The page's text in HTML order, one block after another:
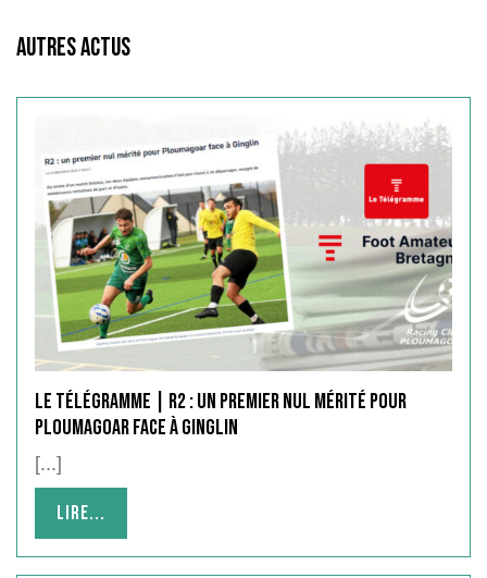
Autres Actus
Le Télégramme | R2 : un premier nul mérité pour
Ploumagoar face à Ginglin
[...]
Lire...